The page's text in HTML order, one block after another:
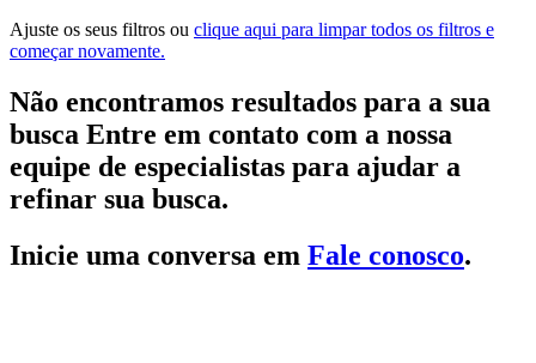
Ajuste os seus filtros ou clique aqui para limpar todos os filtros e
começar novamente.
Não encontramos resultados para a sua
busca Entre em contato com a nossa
equipe de especialistas para ajudar a
refinar sua busca.
Inicie uma conversa em Fale conosco.